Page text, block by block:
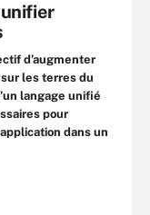
d’augmenter
les terres du
langage unifié
pour
dans un